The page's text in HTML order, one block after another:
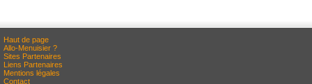
Haut de page
Allo-Menuisier ?
Sites Partenaires
Liens Partenaires
Mentions légales
Contact